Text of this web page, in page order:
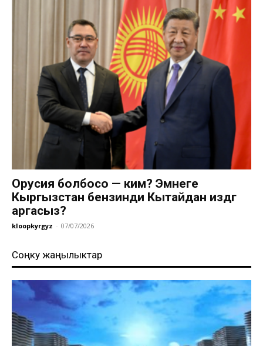
Орусия болбосо — ким? Эмнеге
Кыргызстан бензинди Кытайдан издөөгө
аргасыз?
kloopkyrgyz - 07/07/2026
Соңку жаңылыктар